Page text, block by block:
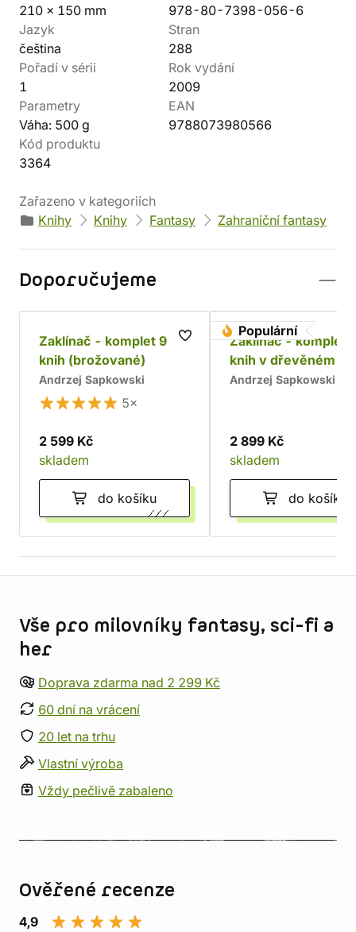
210 x 150 mm
978-80-7398-056-6
Jazyk
čeština
Stran
288
Pořadí v sérii
1
Rok vydání
2009
Parametry
Váha: 500 g
EAN
9788073980566
Kód produktu
3364
Zařazeno v kategoriích
Knihy
Knihy Fantasy Zahraniční fantasy
Doporučujeme
Zaklínač - komplet 9
knih (brožované)
Andrzej Sapkowski
5×
2 599 Kč
skladem
do košíku
Populární
Zaklínač - komplet
knih v dřevěném
Chrám
Andrzej Sapkowski
2 899 Kč
skladem
do košíku
Vše pro milovníky fantasy, sci-fi a
her
Doprava zdarma nad 2 299 Kč
60 dní na vrácení
20 let na trhu
Vlastní výroba
Vždy pečlivě zabaleno
Ověřené recenze
4,9